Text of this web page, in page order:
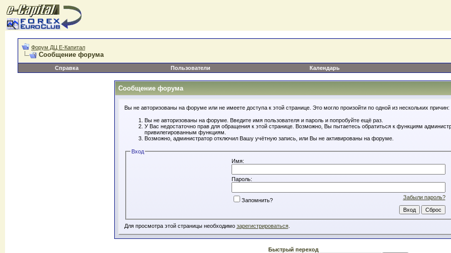
Форум ДЦ Е-Капитал
Сообщение форума
Справка
Пользователи Календарь
Сообщение форума
Вы не авторизованы на форуме или не имеете доступа к этой странице. Это могло произойти по одной из нескольких причин:
Вы не авторизованы на форуме. Введите имя пользователя и пароль и попробуйте ещё раз.
У Вас недостаточно прав для обращения к этой странице. Возможно, Вы пытаетесь обратиться к функциям
привилегированным функциям.
Возможно, администратор отключил Вашу учётную запись, или Вы не активированы на форуме.
Вход
Имя:
Пароль:
Забыли пароль?
Запомнить?
Для просмотра этой страницы необходимо зарегистрироваться.
Быстрый переход